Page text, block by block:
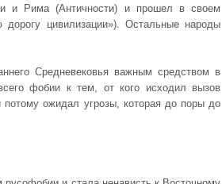
и Рима (Античности) и прошел в своем
дорогу цивилизации»). Остальные народы
Средневековья важным средством в
фобии к тем, от кого исходил вызов
ожидал угрозы, которая до поры до